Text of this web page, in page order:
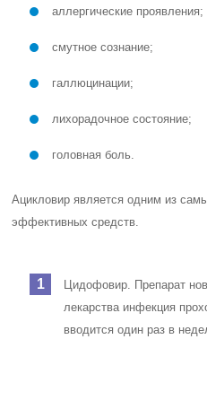
аллергические проявления;
смутное сознание;
галлюцинации;
лихорадочное состояние;
головная боль.
Ацикловир является одним из
эффективных средств.
Цидофовир. Препарат
лекарства инфекция
вводится один раз в